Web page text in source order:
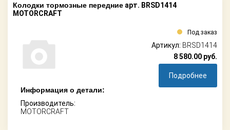
Колодки тормозные передние арт. BRSD1414
MOTORCRAFT
Информация о детали:
Производитель:
MOTORCRAFT
Под заказ
Артикул: BRSD1414
8 580.00 руб.
Подробнее